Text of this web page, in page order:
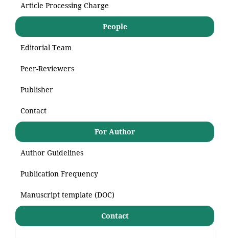
Article Processing Charge
People
Editorial Team
Peer-Reviewers
Publisher
Contact
For Author
Author Guidelines
Publication Frequency
Manuscript template (DOC)
Contact